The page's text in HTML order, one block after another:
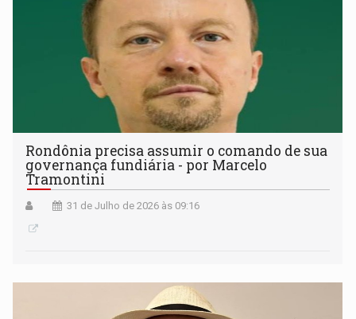
Rondônia precisa assumir o comando de sua
governança fundiária - por Marcelo
Tramontini
31 de Julho de 2026 às 09:16